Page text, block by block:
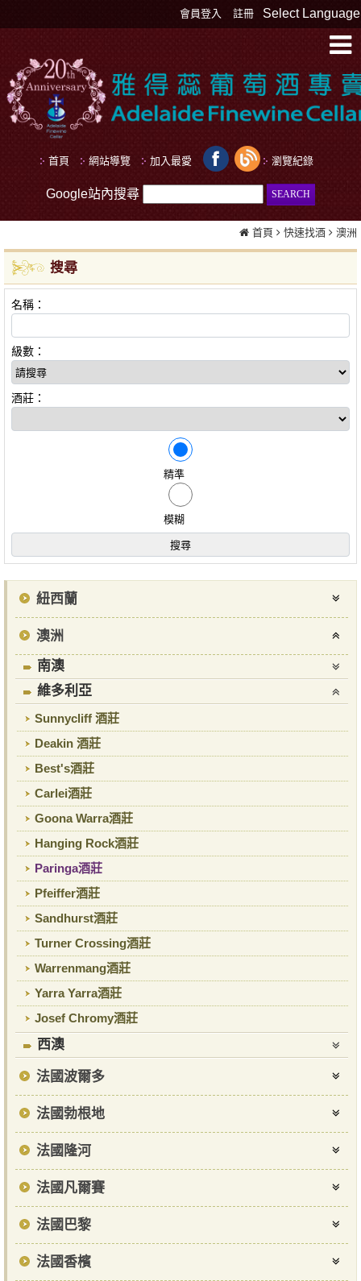
Select Language
會員登入 註冊
首頁 網站導覽 加入最愛 瀏覽紀錄
Google站內搜尋
首頁 快速找酒 澳洲
搜尋
名稱：
級數：
酒莊：
精準
模糊
紐西蘭
澳洲
南澳
維多利亞
Sunnycliff 酒莊
Deakin 酒莊
Best's酒莊
Carlei酒莊
Goona Warra酒莊
Hanging Rock酒莊
Paringa酒莊
Pfeiffer酒莊
Sandhurst酒莊
Turner Crossing酒莊
Warrenmang酒莊
Yarra Yarra酒莊
Josef Chromy酒莊
西澳
法國波爾多
法國勃根地
法國隆河
法國凡爾賽
法國巴黎
法國香檳